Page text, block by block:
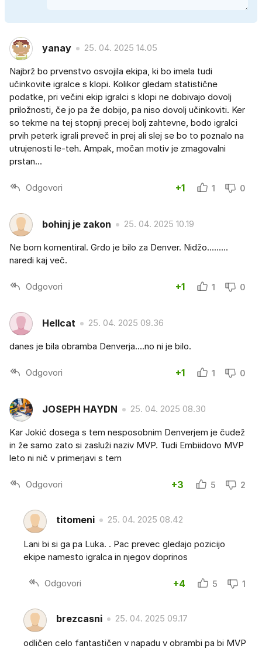
yanay 25. 04. 2025 14.05
Najbrž bo prvenstvo osvojila ekipa, ki bo imela tudi
učinkovite igralce s klopi. Kolikor gledam statistične
podatke, pri večini ekip igralci s klopi ne dobivajo dovolj
priložnosti, če jo pa že dobijo, pa niso dovolj učinkoviti. Ker
so tekme na tej stopnji precej bolj zahtevne, bodo igralci
prvih peterk igrali preveč in prej ali slej se bo to poznalo na
utrujenosti le-teh. Ampak, močan motiv je zmagovalni
prstan...
Odgovori +1 1 0
bohinj je zakon 25. 04. 2025 10.19
Ne bom komentiral. Grdo je bilo za Denver. Nidžo.........
naredi kaj več.
Odgovori +1 1 0
Hellcat 25. 04. 2025 09.36
danes je bila obramba Denverja....no ni je bilo.
Odgovori +1 1 0
JOSEPH HAYDN 25. 04. 2025 08.30
Kar Jokić dosega s tem nesposobnim Denverjem je čudež
in že samo zato si zasluži naziv MVP. Tudi Embiidovo MVP
leto ni nič v primerjavi s tem
Odgovori +3 5 2
titomeni 25. 04. 2025 08.42
Lani bi si ga pa Luka. . Pac prevec gledajo pozicijo
ekipe namesto igralca in njegov doprinos
Odgovori +4 5 1
brezcasni 25. 04. 2025 09.17
odličen celo fantastičen v napadu v obrambi pa bi MVP